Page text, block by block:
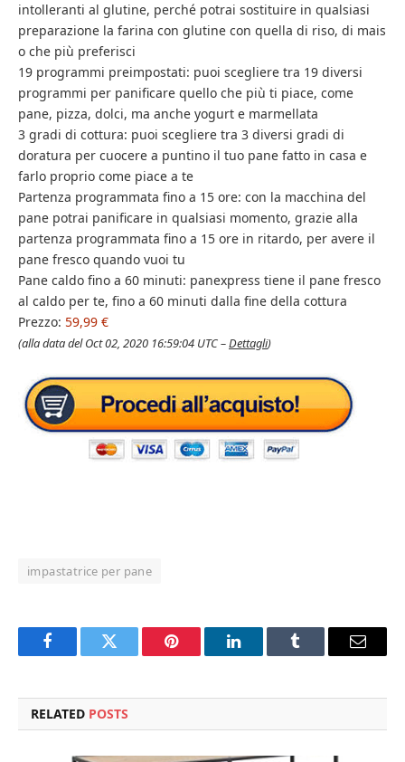
intolleranti al glutine, perché potrai sostituire in qualsiasi
preparazione la farina con glutine con quella di riso, di mais
o che più preferisci
19 programmi preimpostati: puoi scegliere tra 19 diversi
programmi per panificare quello che più ti piace, come
pane, pizza, dolci, ma anche yogurt e marmellata
3 gradi di cottura: puoi scegliere tra 3 diversi gradi di
doratura per cuocere a puntino il tuo pane fatto in casa e
farlo proprio come piace a te
Partenza programmata fino a 15 ore: con la macchina del
pane potrai panificare in qualsiasi momento, grazie alla
partenza programmata fino a 15 ore in ritardo, per avere il
pane fresco quando vuoi tu
Pane caldo fino a 60 minuti: panexpress tiene il pane fresco
al caldo per te, fino a 60 minuti dalla fine della cottura
Prezzo: 59,99 €
(alla data del Oct 02, 2020 16:59:04 UTC –Dettagli)
impastatrice per pane
FacebookTwitter Pinterest LinkedInTumblr Email
RELATED POSTS